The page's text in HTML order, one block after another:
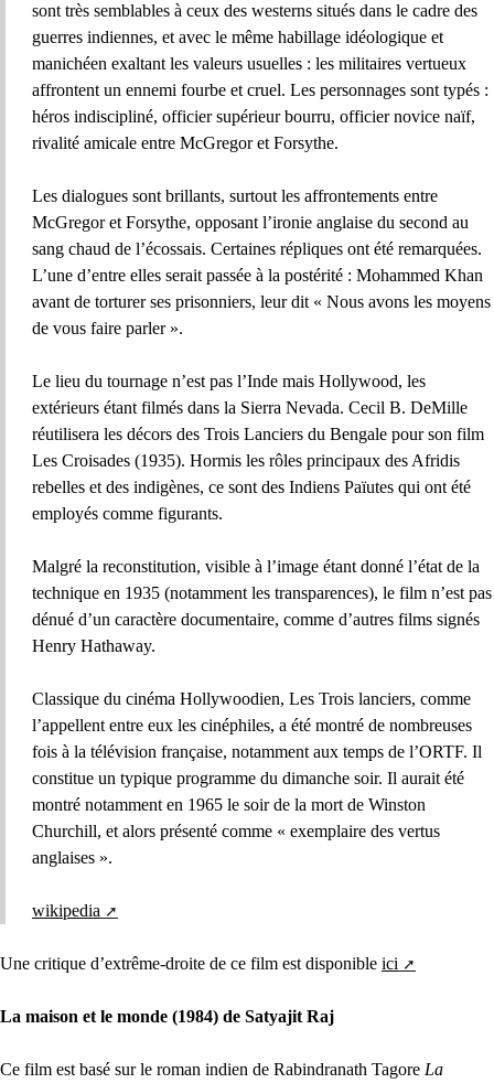
sont très semblables à ceux des westerns situés dans le cadre des
guerres indiennes, et avec le même habillage idéologique et
manichéen exaltant les valeurs usuelles : les militaires vertueux
affrontent un ennemi fourbe et cruel. Les personnages sont typés :
héros indiscipliné, officier supérieur bourru, officier novice naïf,
rivalité amicale entre McGregor et Forsythe.
Les dialogues sont brillants, surtout les affrontements entre
McGregor et Forsythe, opposant l’ironie anglaise du second au
sang chaud de l’écossais. Certaines répliques ont été remarquées.
L’une d’entre elles serait passée à la postérité : Mohammed Khan
avant de torturer ses prisonniers, leur dit « Nous avons les moyens
de vous faire parler ».
Le lieu du tournage n’est pas l’Inde mais Hollywood, les
extérieurs étant filmés dans la Sierra Nevada. Cecil B. DeMille
réutilisera les décors des Trois Lanciers du Bengale pour son film
Les Croisades (1935). Hormis les rôles principaux des Afridis
rebelles et des indigènes, ce sont des Indiens Païutes qui ont été
employés comme figurants.
Malgré la reconstitution, visible à l’image étant donné l’état de la
technique en 1935 (notamment les transparences), le film n’est pas
dénué d’un caractère documentaire, comme d’autres films signés
Henry Hathaway.
Classique du cinéma Hollywoodien, Les Trois lanciers, comme
l’appellent entre eux les cinéphiles, a été montré de nombreuses
fois à la télévision française, notamment aux temps de l’ORTF. Il
constitue un typique programme du dimanche soir. Il aurait été
montré notamment en 1965 le soir de la mort de Winston
Churchill, et alors présenté comme « exemplaire des vertus
anglaises ».
wikipedia
Une critique d’extrême-droite de ce film est disponible ici
La maison et le monde (1984) de Satyajit Raj
Ce film est basé sur le roman indien de Rabindranath Tagore La